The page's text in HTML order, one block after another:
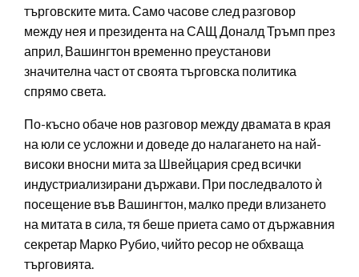
търговските мита. Само часове след разговор
между нея и президента на САЩ Доналд Тръмп през
април, Вашингтон временно преустанови
значителна част от своята търговска политика
спрямо света.
По-късно обаче нов разговор между двамата в края
на юли се усложни и доведе до налагането на най-
високи вносни мита за Швейцария сред всички
индустриализирани държави. При последвалото ѝ
посещение във Вашингтон, малко преди влизането
на митата в сила, тя беше приета само от държавния
секретар Марко Рубио, чийто ресор не обхваща
търговията.